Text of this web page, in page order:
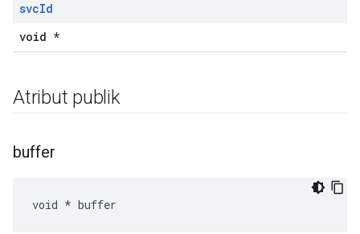
svcId
void *
Atribut publik
buffer
void * buffer